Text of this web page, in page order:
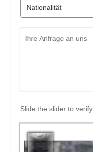
Slide the slider to verify